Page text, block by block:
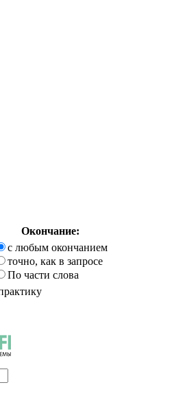
Окончание:
с любым окончанием
точно, как в запросе
По части слова